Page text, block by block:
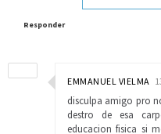
Responder
EMMANUEL VIELMA
disculpa amigo pro
destro de esa
educacion fisica si